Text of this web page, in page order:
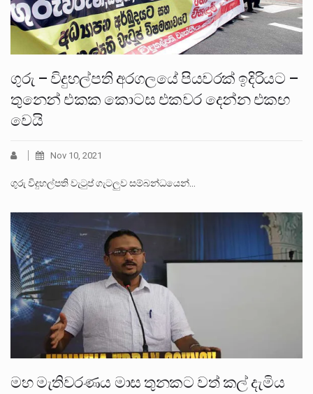
ගුරු – විදුහල්පති අරගලයේ පියවරක් ඉදිරියට –
තුනෙන් එකක කොටස එකවර දෙන්න එකඟ
වෙයි
Nov 10, 2021
ගුරු විදුහල්පති වැටුප් ගැටලුව සම්බන්ධයෙන්…
මහ මැතිවරණය මාස තුනකට වත් කල් දැමිය